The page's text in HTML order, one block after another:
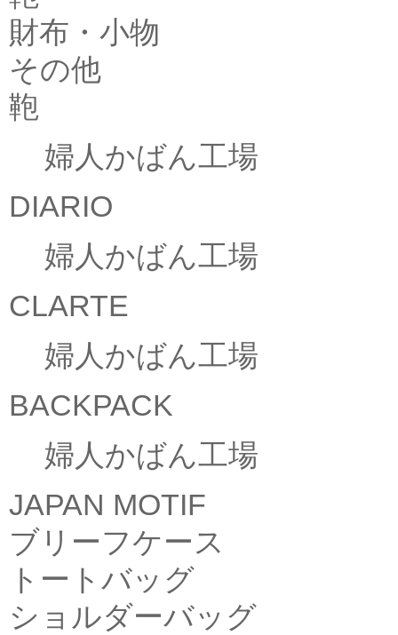
財布・小物
その他
鞄
婦人かばん工場
DIARIO
婦人かばん工場
CLARTE
婦人かばん工場
BACKPACK
婦人かばん工場
JAPAN MOTIF
ブリーフケース
トートバッグ
ショルダーバッグ